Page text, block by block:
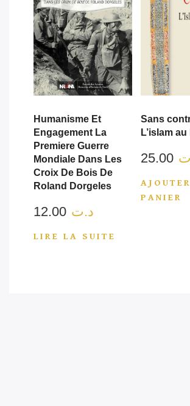
Humanisme Et
Engagement La
Premiere Guerre
Mondiale Dans Les
Croix De Bois De
Roland Dorgeles
د.ت
LIRE LA SUITE
Sans
L’islam
25.00
PANIER